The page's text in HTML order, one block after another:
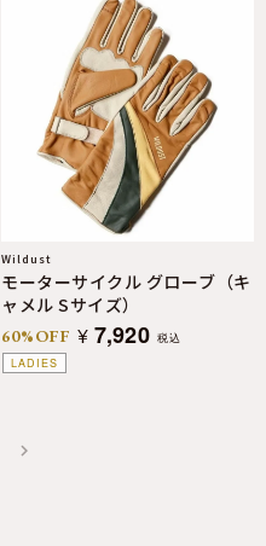
LADIES
Wildust
モーターサイクル グローブ（キ
ャメル Sサイズ）
60%OFF ¥ 7,920 税込